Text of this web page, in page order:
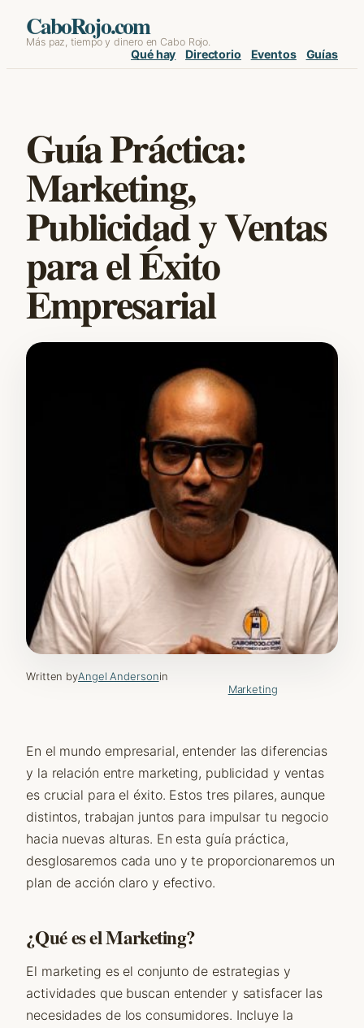
Skip
CaboRojo.com
Más paz, tiempo y dinero en Cabo Rojo.
Qué hay Directorio Eventos Guías
Guía Práctica:
Marketing,
Publicidad y Ventas
para el Éxito
Empresarial
Written byAngel Andersonin
Marketing
En el mundo empresarial, entender las diferencias
y la relación entre marketing, publicidad y ventas
es crucial para el éxito. Estos tres pilares, aunque
distintos, trabajan juntos para impulsar tu negocio
hacia nuevas alturas. En esta guía práctica,
desglosaremos cada uno y te proporcionaremos un
plan de acción claro y efectivo.
¿Qué es el Marketing?
El marketing es el conjunto de estrategias y
actividades que buscan entender y satisfacer las
necesidades de los consumidores. Incluye la